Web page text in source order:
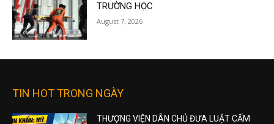
TRƯỜNG HỌC
August 7, 2026
TIN HOT TRONG NGÀY
THƯỢNG VIỆN DÂN CHỦ ĐƯA LUẬT CẤM